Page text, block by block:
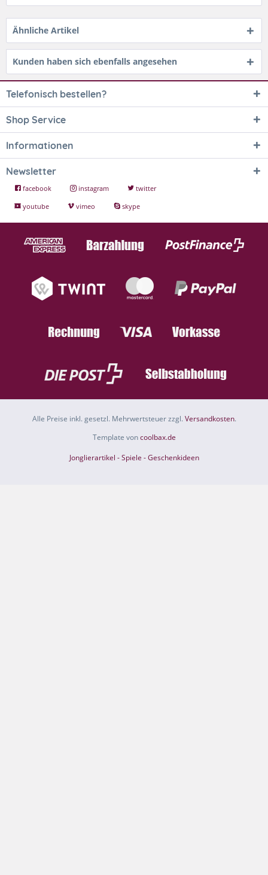
Ähnliche Artikel
Kunden haben sich ebenfalls angesehen
Telefonisch bestellen?
Shop Service
Informationen
Newsletter
facebook instagram
twitter
youtube
vimeo skype
Alle Preise inkl. gesetzl. Mehrwertsteuer zzgl.Versandkosten.
Template voncoolbax.de
Jonglierartikel - Spiele - Geschenkideen